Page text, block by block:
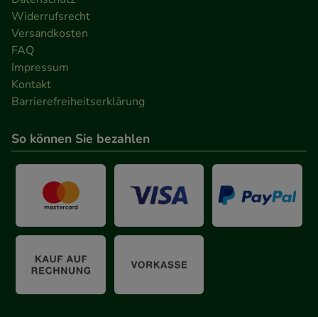
Verhaltensweisen (z.B. Spracheinstellung)
anzupassen. Komfort-Cookies ermöglichen es uns
auch auf Ihre Bedürfnisse zugeschrittene Inhalte
anzuzeigen und unser Partnerprogramm zu
betreiben.
Informationen über die Art und Weise der Nutzung
unserer Website sammeln, mit deren Hilfe wir
unsere Website weiter für Sie optimieren können,
den Inhalt auf unserer Website aber auch die
Werbung auf Drittseiten möglichst relevant für Sie
zu gestalten. Bitte beachten Sie, dass Daten hierfür
teilweise an Dritte wie z.B. Google oder soziale
Widerrufsrecht
Versandkosten
FAQ
Impressum
Kontakt
Barrierefreiheitserklärung
So können Sie bezahlen